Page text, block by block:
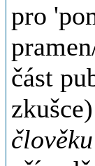
pro
část